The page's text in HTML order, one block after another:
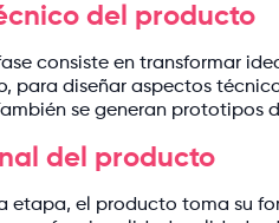
del producto
consiste en transformar
para diseñar aspectos
se generan prototipos
del producto
etapa, el producto toma su